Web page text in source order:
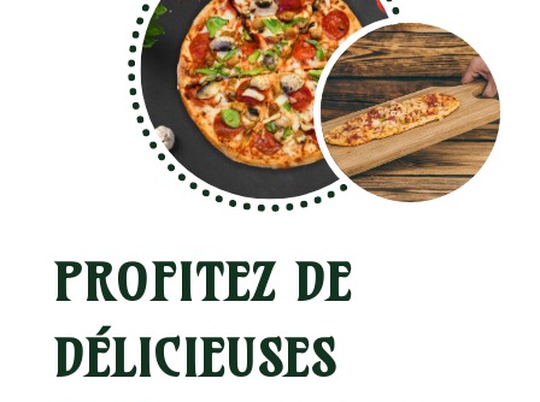
PROFITEZ DE
DÉLICIEUSES